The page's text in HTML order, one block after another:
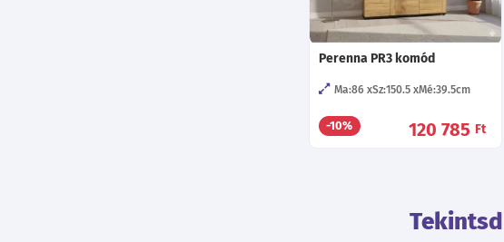
Perenna PR3 komód
Ma:86 Sz:150.5 Mé:39.5cm
-10% 120 785 Ft